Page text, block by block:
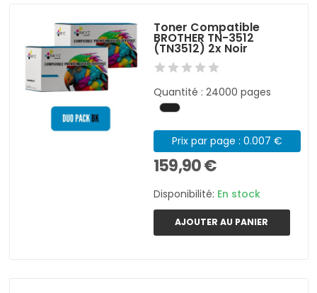
Toner Compatible
BROTHER TN-3512
(TN3512) 2x Noir
Quantité : 24000 pages
Prix par page : 0.007 €
159,90 €
Disponibilité: En stock
AJOUTER AU PANIER